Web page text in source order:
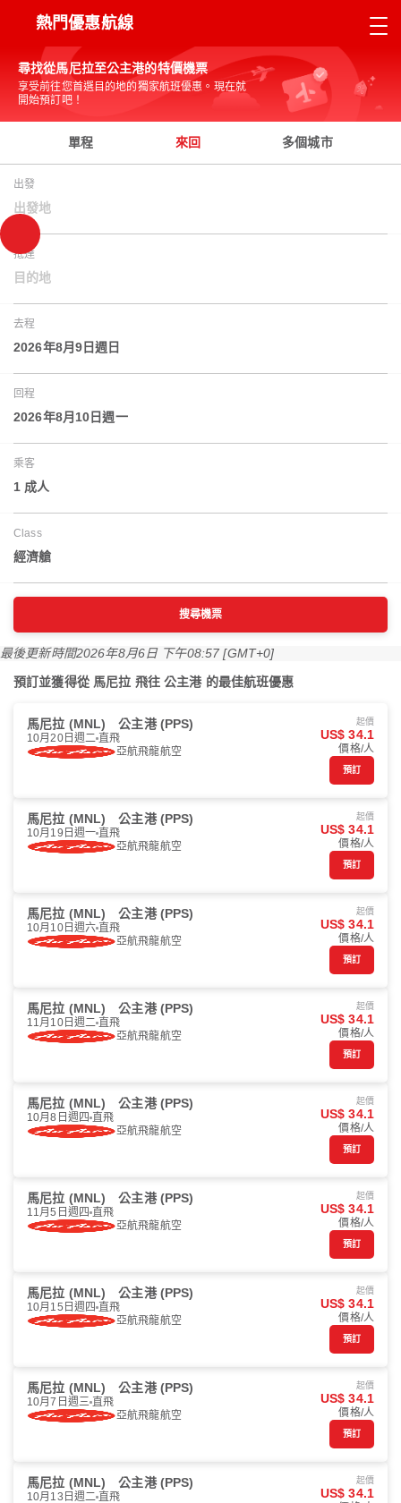
熱門優惠航線
尋找從馬尼拉至公主港的特價機票
享受前往您首選目的地的獨家航班優惠。現在就
開始預訂吧！
單程 來回 多個城市
出發
出發地
抵達
目的地
去程
2026年8月9日週日
回程
2026年8月10日週一
乘客
1 成人
Class
經濟艙
搜尋機票
最後更新時間2026年8月6日 下午08:57 [GMT+0]
預訂並獲得從 馬尼拉 飛往 公主港 的最佳航班優惠
馬尼拉 (MNL) 公主港 (PPS)
10月20日週二 直飛
亞航飛龍航空
起價
US$ 34.1
價格/人
預訂
馬尼拉 (MNL) 公主港 (PPS)
10月19日週一 直飛
亞航飛龍航空
起價
US$ 34.1
價格/人
預訂
馬尼拉 (MNL) 公主港 (PPS)
10月10日週六 直飛
亞航飛龍航空
起價
US$ 34.1
價格/人
預訂
馬尼拉 (MNL) 公主港 (PPS)
11月10日週二 直飛
亞航飛龍航空
起價
US$ 34.1
價格/人
預訂
馬尼拉 (MNL) 公主港 (PPS)
10月8日週四 直飛
亞航飛龍航空
起價
US$ 34.1
價格/人
預訂
馬尼拉 (MNL) 公主港 (PPS)
11月5日週四 直飛
亞航飛龍航空
起價
US$ 34.1
價格/人
預訂
馬尼拉 (MNL) 公主港 (PPS)
10月15日週四 直飛
亞航飛龍航空
起價
US$ 34.1
價格/人
預訂
馬尼拉 (MNL) 公主港 (PPS)
10月7日週三 直飛
亞航飛龍航空
起價
US$ 34.1
價格/人
預訂
馬尼拉 (MNL) 公主港 (PPS)
10月13日週二 直飛
起價
US$ 34.1